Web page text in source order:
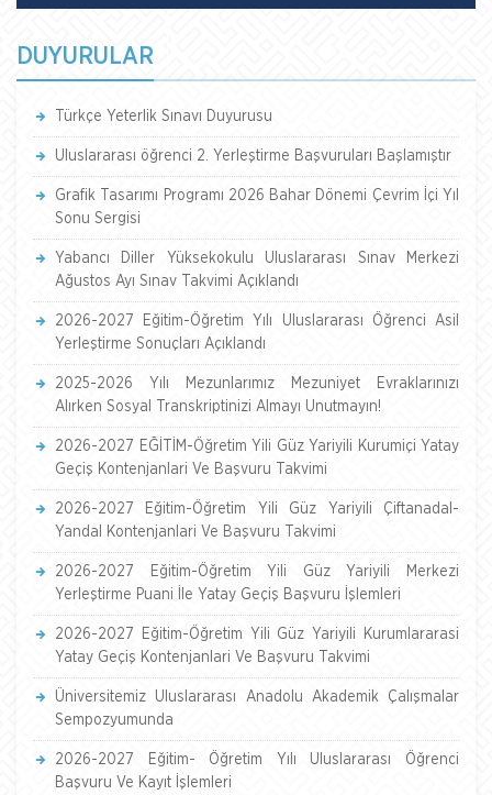
DUYURULAR
Türkçe Yeterlik Sınavı Duyurusu
Uluslararası öğrenci 2. Yerleştirme Başvuruları Başlamıştır
Grafik Tasarımı Programı 2026 Bahar Dönemi Çevrim İçi Yıl
Sonu Sergisi
Yabancı Diller Yüksekokulu Uluslararası Sınav Merkezi
Ağustos Ayı Sınav Takvimi Açıklandı
2026-2027 Eğitim-Öğretim Yılı Uluslararası Öğrenci Asil
Yerleştirme Sonuçları Açıklandı
2025-2026 Yılı Mezunlarımız Mezuniyet Evraklarınızı
Alırken Sosyal Transkriptinizi Almayı Unutmayın!
2026-2027 EĞİTİM-Öğretim Yili Güz Yariyili Kurumiçi Yatay
Geçiş Kontenjanlari Ve Başvuru Takvimi
2026-2027 Eğitim-Öğretim Yili Güz Yariyili Çiftanadal-
Yandal Kontenjanlari Ve Başvuru Takvimi
2026-2027 Eğitim-Öğretim Yili Güz Yariyili Merkezi
Yerleştirme Puani İle Yatay Geçiş Başvuru İşlemleri
2026-2027 Eğitim-Öğretim Yili Güz Yariyili Kurumlararasi
Yatay Geçiş Kontenjanlari Ve Başvuru Takvimi
Üniversitemiz Uluslararası Anadolu Akademik Çalışmalar
Sempozyumunda
2026-2027 Eğitim- Öğretim Yılı Uluslararası Öğrenci
Başvuru Ve Kayıt İşlemleri